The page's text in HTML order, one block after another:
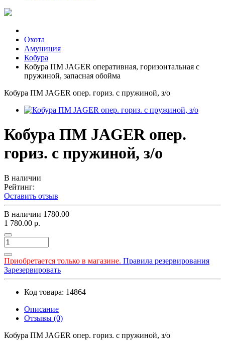
Охота
Амуниция
Кобура
Кобура ПМ JAGER оперативная, горизонтальная с
пружиной, запасная обойма
Кобура ПМ JAGER опер. гориз. с пружиной, з/о
Кобура ПМ JAGER опер.
гориз. с пружиной, з/о
В наличии
Рейтинг:
Оставить отзыв
В наличии 1780.00
1 780.00 р.
Приобретается только в магазине. Правила резервирования
Зарезервировать
Код товара: 14864
Описание
Отзывы (0)
Кобура ПМ JAGER опер. гориз. с пружиной, з/о